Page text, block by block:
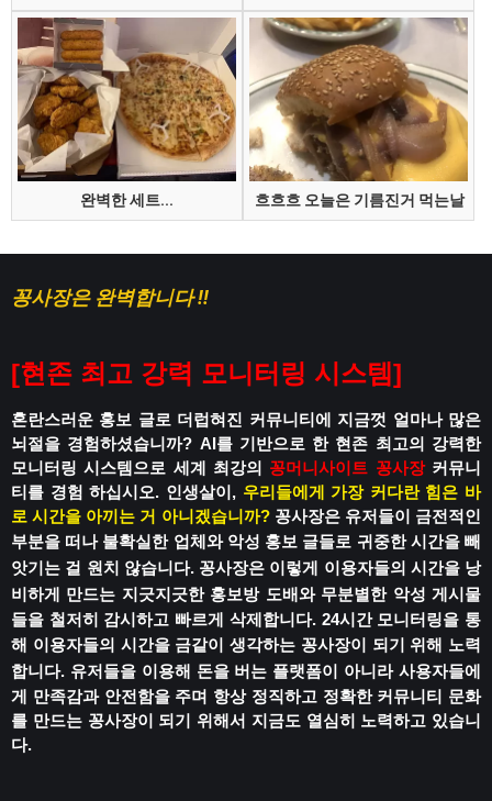
완벽한 세트... 흐흐흐 오늘은 기름진거 먹는날
꽁사장은 완벽합니다 !!
[현존 최고 강력 모니터링 시스템]
혼란스러운 홍보 글로 더럽혀진 커뮤니티에 지금껏 얼마나 많은
뇌절을 경험하셨습니까? AI를 기반으로 한 현존 최고의 강력한
모니터링 시스템으로 세계 최강의 꽁머니사이트 꽁사장커뮤니
티를 경험 하십시오. 인생살이, 우리들에게 가장 커다란 힘은 바
로 시간을 아끼는 거 아니겠습니까? 꽁사장은 유저들이 금전적인
부분을 떠나 불확실한 업체와 악성 홍보 글들로 귀중한 시간을 빼
앗기는 걸 원치 않습니다. 꽁사장은 이렇게 이용자들의 시간을 낭
비하게 만드는 지긋지긋한 홍보방 도배와 무분별한 악성 게시물
들을 철저히 감시하고 빠르게 삭제합니다. 24시간 모니터링을 통
해 이용자들의 시간을 금같이 생각하는 꽁사장이 되기 위해 노력
합니다. 유저들을 이용해 돈을 버는 플랫폼이 아니라 사용자들에
게 만족감과 안전함을 주며 항상 정직하고 정확한 커뮤니티 문화
를 만드는 꽁사장이 되기 위해서 지금도 열심히 노력하고 있습니
다.